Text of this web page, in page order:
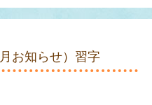
お知らせ）習字